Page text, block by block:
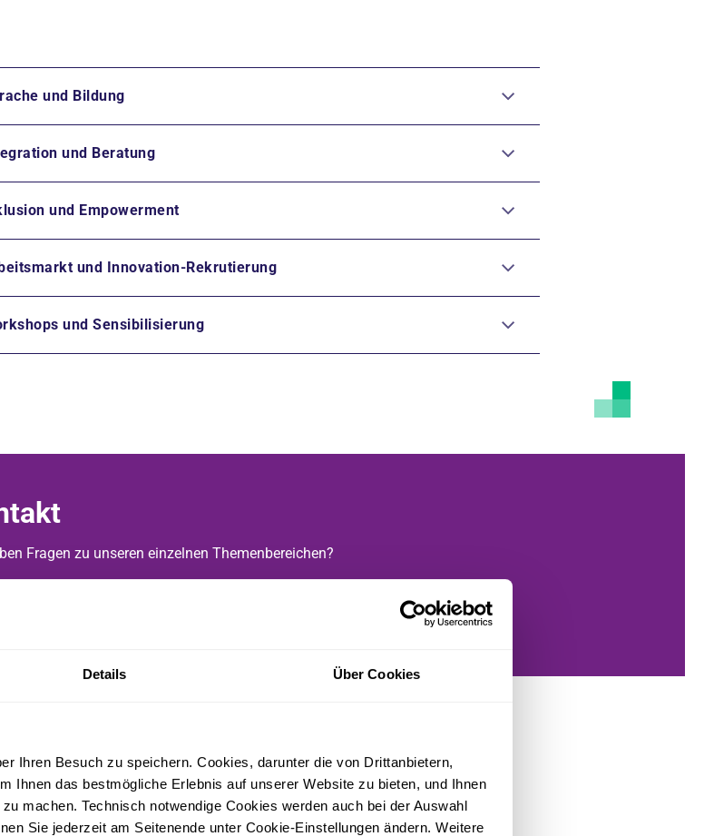
Details Über Cookies
Ihren Besuch zu speichern. Cookies, darunter die von Drittanbietern,
Ihnen das bestmögliche Erlebnis auf unserer Website zu bieten, und Ihnen
machen. Technisch notwendige Cookies werden auch bei der Auswahl
Sie jederzeit am Seitenende unter Cookie-Einstellungen ändern. Weitere
und Bildung
und Beratung
und Empowerment
und Innovation-Rekrutierung
und Sensibilisierung
Fragen zu unseren einzelnen Themenbereichen?